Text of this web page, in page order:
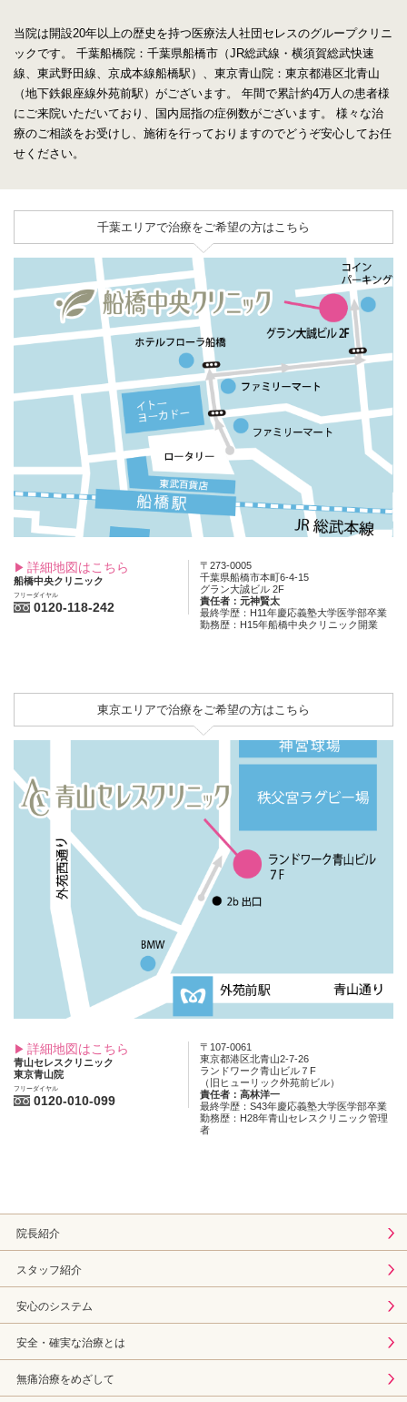
当院は開設20年以上の歴史を持つ医療法人社団セレスのグループクリニ
ックです。
千葉船橋院：千葉県船橋市（JR総武線・横須賀総武快速
線、東武野田線、京成本線船橋駅）、東京青山院：東京都港区北青山
（地下鉄銀座線外苑前駅）がございます。
年間で累計約4万人の患者様
にご来院いただいており、国内屈指の症例数がございます。
様々な治
療のご相談をお受けし、施術を行っておりますのでどうぞ安心してお任
せください。
千葉エリアで治療をご希望の方はこちら
詳細地図はこちら
船橋中央クリニック
フリーダイヤル
0120-118-242
〒273-0005
千葉県船橋市本町6-4-15
グラン大誠ビル 2F
責任者：元神賢太
最終学歴：H11年慶応義塾大学医学部卒業
勤務歴：H15年船橋中央クリニック開業
東京エリアで治療をご希望の方はこちら
詳細地図はこちら
青山セレスクリニック
東京青山院
フリーダイヤル
0120-010-099
〒107-0061
東京都港区北青山2-7-26
ランドワーク青山ビル７F
（旧ヒューリック外苑前ビル）
責任者：高林洋一
最終学歴：S43年慶応義塾大学医学部卒業
勤務歴：H28年青山セレスクリニック管理
者
院長紹介
スタッフ紹介
安心のシステム
安全・確実な治療とは
無痛治療をめざして